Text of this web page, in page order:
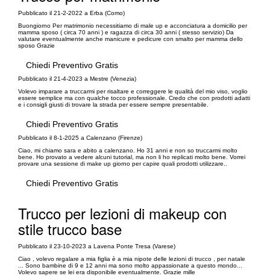
Pubblicato il 21-2-2022 a Erba (Como)
Buongiorno Per matrimonio necessitiamo di male up e acconciatura a domicilio per
mamma sposo ( circa 70 anni ) e ragazza di circa 30 anni ( stesso servizio) Da
valutare eventualmente anche manicure e pedicure con smalto per mamma dello
sposo Grazie
Chiedi Preventivo Gratis
Pubblicato il 21-4-2023 a Mestre (Venezia)
Volevo imparare a truccarmi per risaltare e correggere le qualità del mio viso, voglio
essere semplice ma con qualche tocco professionale. Credo che con prodotti adatti
e i consigli giusti di trovare la strada per essere sempre presentabile.
Chiedi Preventivo Gratis
Pubblicato il 8-1-2025 a Calenzano (Firenze)
Ciao, mi chiamo sara e abito a calenzano. Ho 31 anni e non so truccarmi molto
bene. Ho provato a vedere alcuni tutorial, ma non li ho replicati molto bene. Vorrei
provare una sessione di make up giorno per capire quali prodotti utilizzare..
Chiedi Preventivo Gratis
Trucco per lezioni di makeup con
stile trucco base
Pubblicato il 23-10-2023 a Lavena Ponte Tresa (Varese)
Ciao , volevo regalare a mia figlia è a mia nipote delle lezioni di trucco , per natale
... Sono bambine di 9 e 12 anni ma sono molto appassionate a questo mondo...
Volevo sapere se lei era disponibile eventualmente. Grazie mille